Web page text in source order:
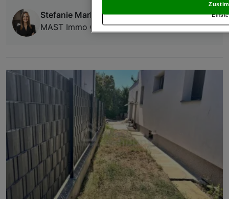
Stefanie Markovic
MAST Immo GmbH
und Widerspruch gegen die Verarbeitung auf der
„Cookie Einstellungen“, die sich auf jeder Seite
Zugriff auf Informationen auf einem Endgerät.
und der Performance von Inhalten,
Liste der Partner (Lieferanten)